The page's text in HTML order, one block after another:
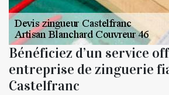
Bénéficiez d’un service
entreprise de zinguerie
Castelfranc